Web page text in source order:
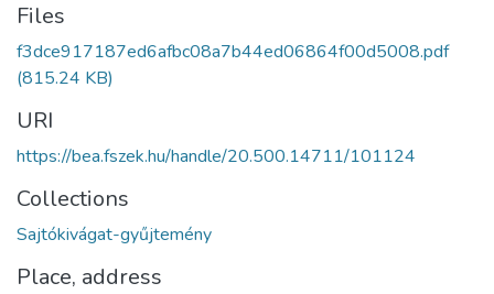
Files
f3dce917187ed6afbc08a7b44ed06864f00d5008.pdf
(815.24 KB)
URI
https://bea.fszek.hu/handle/20.500.14711/101124
Collections
Sajtókivágat-gyűjtemény
Place, address